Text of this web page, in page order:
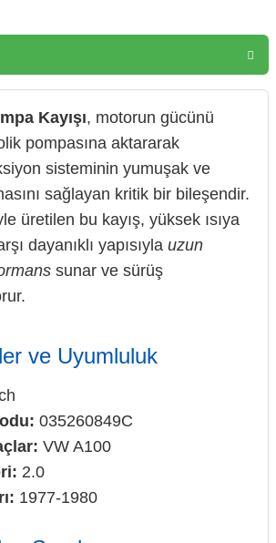
Kayışı, motorun gücünü
pompasına aktararak
sisteminin yumuşak ve
sağlayan kritik bir bileşendir.
üretilen bu kayış, yüksek ısıya
dayanıklı yapısıyla uzun
sunar ve sürüş
ve Uyumluluk
035260849C
VW A100
2.0
1977-1980